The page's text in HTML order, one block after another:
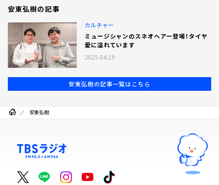
安東弘樹の記事
カルチャー
ミュージシャンのスネオヘアー登場！タイヤ
愛に溢れています
2025.04.19
安東弘樹の記事一覧はこちら
安東弘樹